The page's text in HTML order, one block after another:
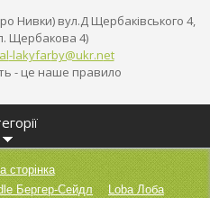
Нивки) вул.Д Щербаківського 4,
Щербакова 4)
-lakyfarby@ukr.net
- це наше правило
сторінка
Бергер-Сейдл
Loba Лоба